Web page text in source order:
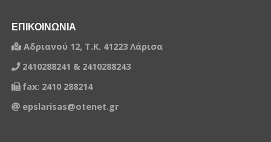
ΕΠΙΚΟΙΝΩΝΙΑ
Αδριανού 12, Τ.Κ. 41223 Λάρισα
2410288241 & 2410288243
fax: 2410 288214
epslarisas@otenet.gr